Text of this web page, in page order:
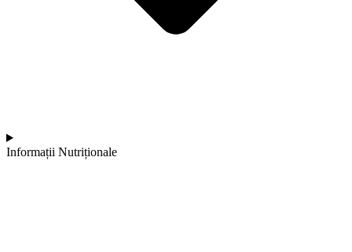
Informații Nutriționale